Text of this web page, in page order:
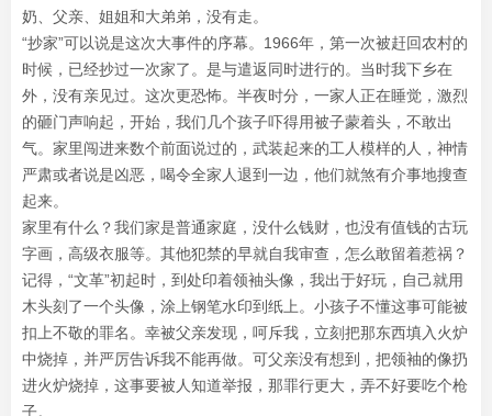
奶、父亲、姐姐和大弟弟，没有走。
“抄家”可以说是这次大事件的序幕。1966年，第一次被赶回农村的
时候，已经抄过一次家了。是与遣返同时进行的。当时我下乡在
外，没有亲见过。这次更恐怖。半夜时分，一家人正在睡觉，激烈
的砸门声响起，开始，我们几个孩子吓得用被子蒙着头，不敢出
气。家里闯进来数个前面说过的，武装起来的工人模样的人，神情
严肃或者说是凶恶，喝令全家人退到一边，他们就煞有介事地搜查
起来。
家里有什么？我们家是普通家庭，没什么钱财，也没有值钱的古玩
字画，高级衣服等。其他犯禁的早就自我审查，怎么敢留着惹祸？
记得，“文革”初起时，到处印着领袖头像，我出于好玩，自己就用
木头刻了一个头像，涂上钢笔水印到纸上。小孩子不懂这事可能被
扣上不敬的罪名。幸被父亲发现，呵斥我，立刻把那东西填入火炉
中烧掉，并严厉告诉我不能再做。可父亲没有想到，把领袖的像扔
进火炉烧掉，这事要被人知道举报，那罪行更大，弄不好要吃个枪
子。